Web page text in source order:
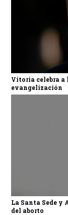
Vitoria celebra a
evangelización
La Santa Sede y
del aborto